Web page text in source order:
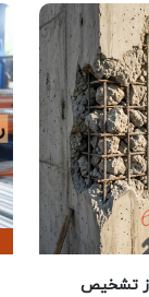
تشخیص